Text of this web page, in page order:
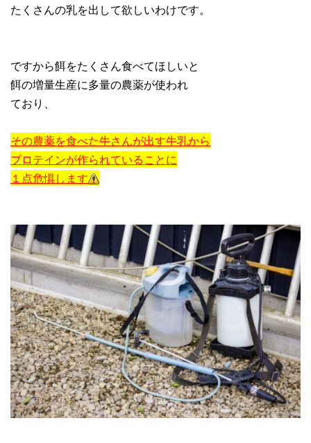
たくさんの乳を出して欲しいわけです。
ですから餌をたくさん食べてほしいと
餌の増量生産に多量の農薬が使われ
ており、
その農薬を食べた牛さんが出す牛乳から
プロテインが作られていることに
１点危惧します